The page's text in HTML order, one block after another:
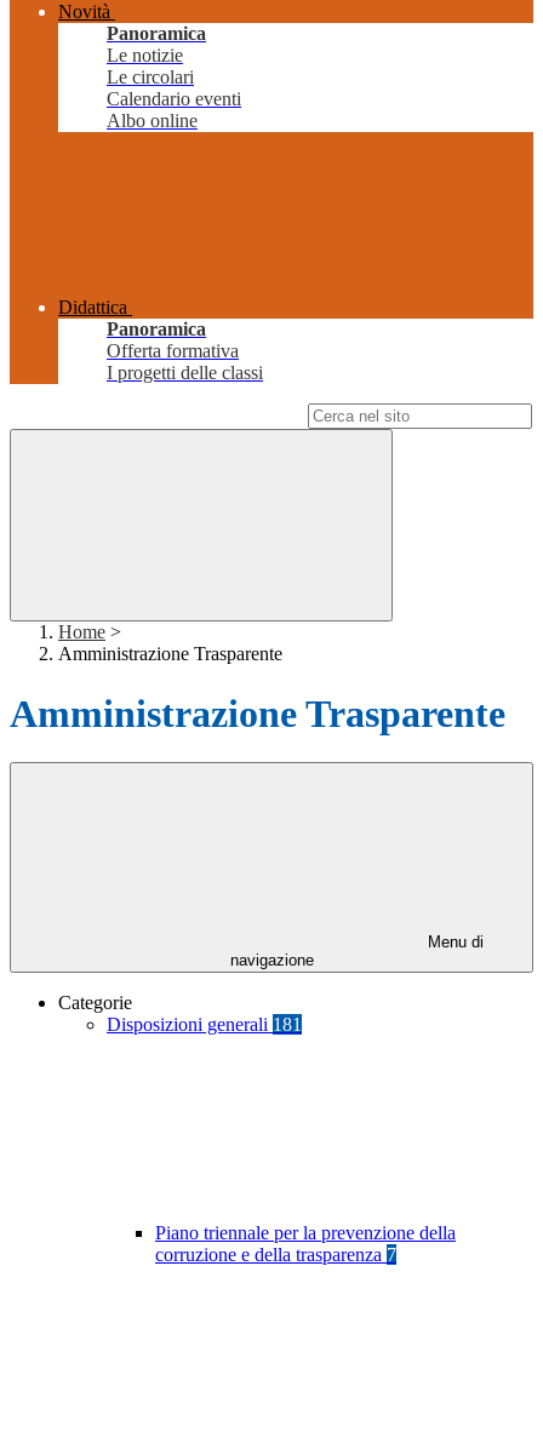
Novità
Panoramica
Le notizie
Le circolari
Calendario eventi
Albo online
Didattica
Panoramica
Offerta formativa
I progetti delle classi
Home >
Amministrazione Trasparente
Amministrazione Trasparente
Menu di
navigazione
Categorie
Disposizioni generali 181
Piano triennale per la prevenzione della
corruzione e della trasparenza 7